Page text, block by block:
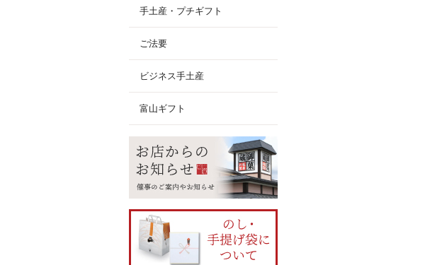
手土産・プチギフト
ご法要
ビジネス手土産
富山ギフト